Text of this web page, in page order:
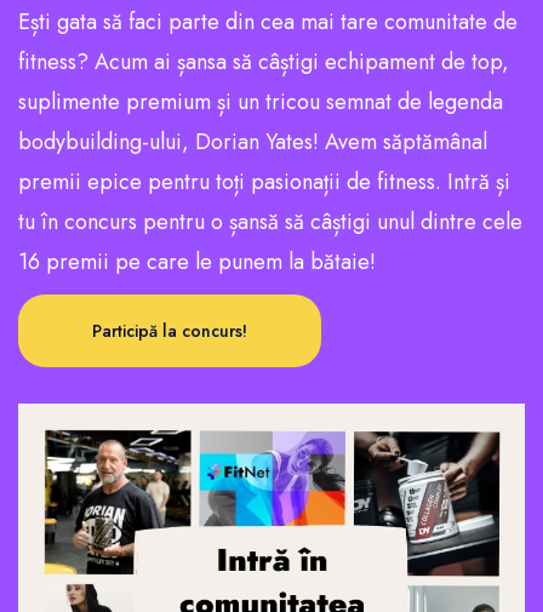
Ești gata să faci parte din cea mai tare comunitate de
fitness? Acum ai șansa să câștigi echipament de top,
suplimente premium și un tricou semnat de legenda
bodybuilding-ului, Dorian Yates! Avem săptămânal
premii epice pentru toți pasionații de fitness. Intră și
tu în concurs pentru o șansă să câștigi unul dintre cele
16 premii pe care le punem la bătaie!
Participă la concurs!